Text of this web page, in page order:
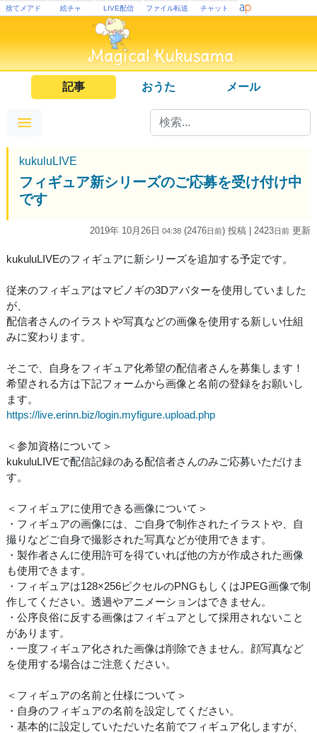
捨てメアド 絵チャ LIVE配信 ファイル転送 チャット
記事 おうた メール
kukuluLIVE
フィギュア新シリーズのご応募を受け付け中
です
2019年 10月26日 04:38 (2476日前) 投稿 | 2423日前 更新
kukuluLIVEのフィギュアに新シリーズを追加する予定です。
従来のフィギュアはマビノギの3Dアバターを使用していました
が、
配信者さんのイラストや写真などの画像を使用する新しい仕組
みに変わります。
そこで、自身をフィギュア化希望の配信者さんを募集します！
希望される方は下記フォームから画像と名前の登録をお願いし
ます。
https://live.erinn.biz/login.myfigure.upload.php
＜参加資格について＞
kukuluLIVEで配信記録のある配信者さんのみご応募いただけま
す。
＜フィギュアに使用できる画像について＞
・フィギュアの画像には、ご自身で制作されたイラストや、自
撮りなどご自身で撮影された写真などが使用できます。
・製作者さんに使用許可を得ていれば他の方が作成された画像
も使用できます。
・フィギュアは128×256ピクセルのPNGもしくはJPEG画像で制
作してください。透過やアニメーションはできません。
・公序良俗に反する画像はフィギュアとして採用されないこと
があります。
・一度フィギュア化された画像は削除できません。顔写真など
を使用する場合はご注意ください。
＜フィギュアの名前と仕様について＞
・自身のフィギュアの名前を設定してください。
・基本的に設定していただいた名前でフィギュア化しますが、